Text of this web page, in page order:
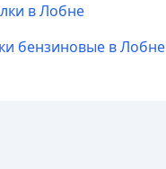
в Лобне
бензиновые в Лобне